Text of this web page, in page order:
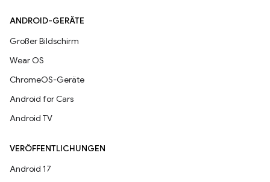
ANDROID-GERÄTE
Großer Bildschirm
Wear OS
ChromeOS-Geräte
Android for Cars
Android TV
VERÖFFENTLICHUNGEN
Android 17